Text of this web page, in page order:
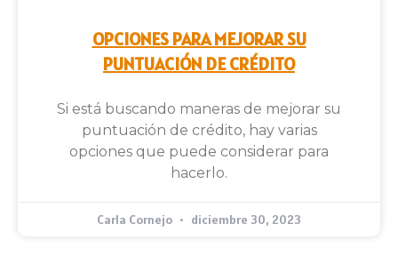
OPCIONES PARA MEJORAR SU
PUNTUACIÓN DE CRÉDITO
Si está buscando maneras de mejorar su
puntuación de crédito, hay varias
opciones que puede considerar para
hacerlo.
Carla Cornejo diciembre 30, 2023